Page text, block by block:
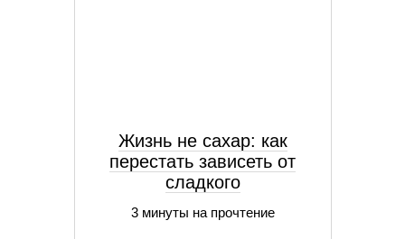
Жизнь не сахар: как
перестать зависеть от
сладкого
3 минуты на прочтение